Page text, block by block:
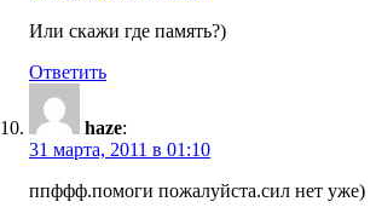
Или скажи где память?)
Ответить
haze:
31 марта, 2011 в 01:10
ппффф.помоги пожалуйста.сил нет уже)